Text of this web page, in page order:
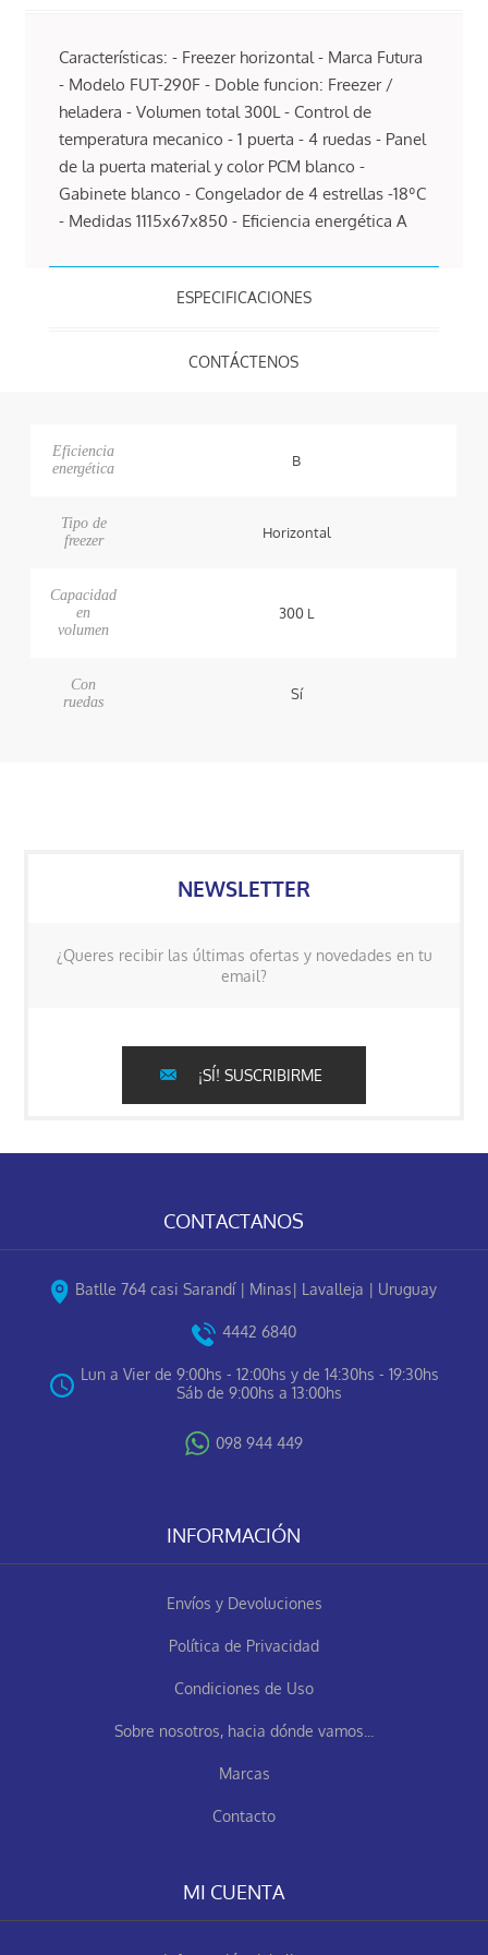
Características: - Freezer horizontal - Marca Futura
- Modelo FUT-290F - Doble funcion: Freezer /
heladera - Volumen total 300L - Control de
temperatura mecanico - 1 puerta - 4 ruedas - Panel
de la puerta material y color PCM blanco -
Gabinete blanco - Congelador de 4 estrellas -18ºC
- Medidas 1115x67x850 - Eficiencia energética A
ESPECIFICACIONES
CONTÁCTENOS
Eficiencia
energética
B
Tipo de
freezer
Horizontal
Capacidad
en
volumen
300 L
Con
ruedas
Sí
NEWSLETTER
¿Queres recibir las últimas ofertas y novedades en tu
email?
¡SÍ! SUSCRIBIRME
CONTACTANOS
Batlle 764 casi Sarandí | Minas| Lavalleja | Uruguay
4442 6840
Lun a Vier de 9:00hs - 12:00hs y de 14:30hs - 19:30hs
Sáb de 9:00hs a 13:00hs
098 944 449
INFORMACIÓN
Envíos y Devoluciones
Política de Privacidad
Condiciones de Uso
Sobre nosotros, hacia dónde vamos...
Marcas
Contacto
MI CUENTA